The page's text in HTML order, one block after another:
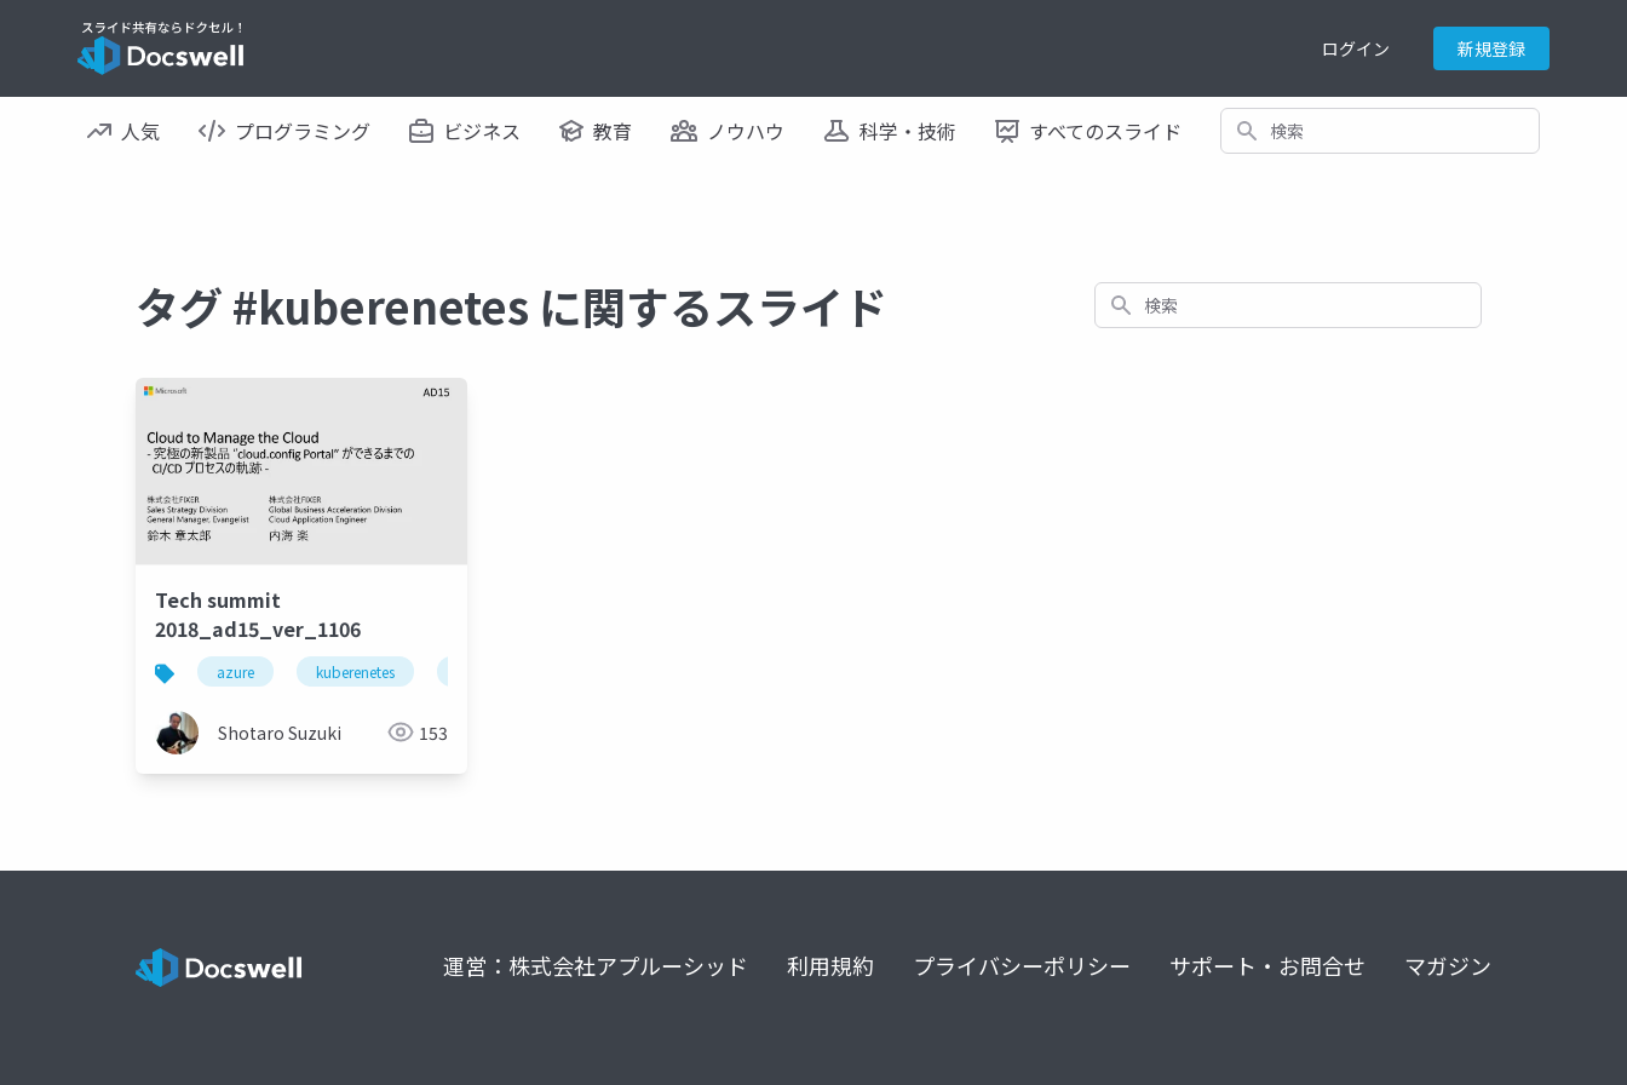
ログイン 新規登録
人気 プログラミング ビジネス 教育 ノウハウ 科学・技術 すべてのスライド 検索
タグ #kuberenetes に関するスライド 検索
Tech summit
2018_ad15_ver_1106
azure kuberenetes
Shotaro Suzuki 153
運営：株式会社アプルーシッド 利用規約 プライバシーポリシー サポート・お問合せ マガジン